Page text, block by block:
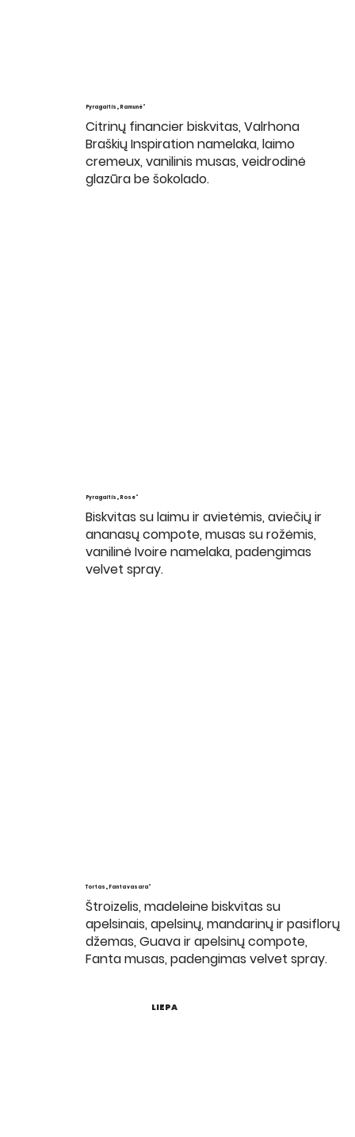
Pyragaitis „Ramunė“
Citrinų financier biskvitas, Valrhona
Braškių Inspiration namelaka, laimo
cremeux, vanilinis musas, veidrodinė
glazūra be šokolado.
Pyragaitis „Rose“
Biskvitas su laimu ir avietėmis, aviečių ir
ananasų compote, musas su rožėmis,
vanilinė Ivoire namelaka, padengimas
velvet spray.
Tortas „Fanta vasara“
Štroizelis, madeleine biskvitas su
apelsinais, apelsinų, mandarinų ir pasiflorų
džemas, Guava ir apelsinų compote,
Fanta musas, padengimas velvet spray.
LIEPA